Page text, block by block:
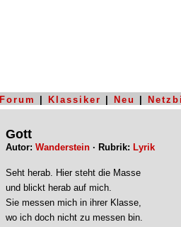
Forum Klassiker Neu
Gott
Autor: Wanderstein · Rubrik: Lyrik
Seht herab. Hier steht die Masse
und blickt herab auf mich.
Sie messen mich in ihrer Klasse,
wo ich doch nicht zu messen bin.